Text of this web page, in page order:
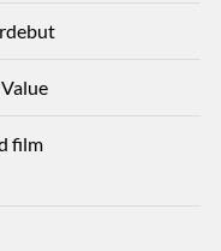
film